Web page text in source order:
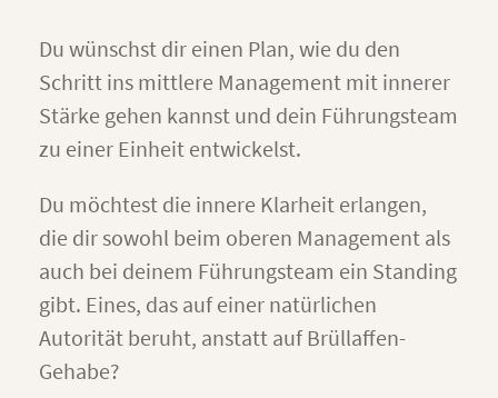
Du wünschst dir einen Plan, wie du den
Schritt ins mittlere Management mit innerer
Stärke gehen kannst und dein Führungsteam
zu einer Einheit entwickelst.
Du möchtest die innere Klarheit erlangen,
die dir sowohl beim oberen Management als
auch bei deinem Führungsteam ein Standing
gibt. Eines, das auf einer natürlichen
Autorität beruht, anstatt auf Brüllaffen-
Gehabe?